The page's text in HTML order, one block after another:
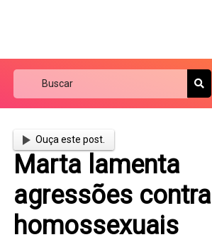
Ouça este post.
Marta lamenta
agressões contra
homossexuais